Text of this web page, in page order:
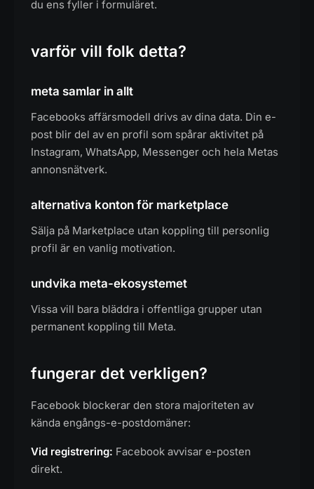
du ens fyller i formuläret.
varför vill folk detta?
meta samlar in allt
Facebooks affärsmodell drivs av dina data. Din e-
post blir del av en profil som spårar aktivitet på
Instagram, WhatsApp, Messenger och hela Metas
annonsnätverk.
alternativa konton för marketplace
Sälja på Marketplace utan koppling till personlig
profil är en vanlig motivation.
undvika meta-ekosystemet
Vissa vill bara bläddra i offentliga grupper utan
permanent koppling till Meta.
fungerar det verkligen?
Facebook blockerar den stora majoriteten av
kända engångs-e-postdomäner:
Vid registrering: Facebook avvisar e-posten
direkt.